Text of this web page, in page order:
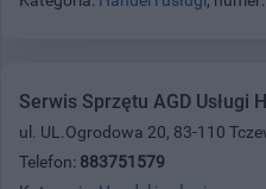
Serwis Sprzętu AGD Usługi
ul. UL.Ogrodowa 20, 83-110
Telefon: 883751579